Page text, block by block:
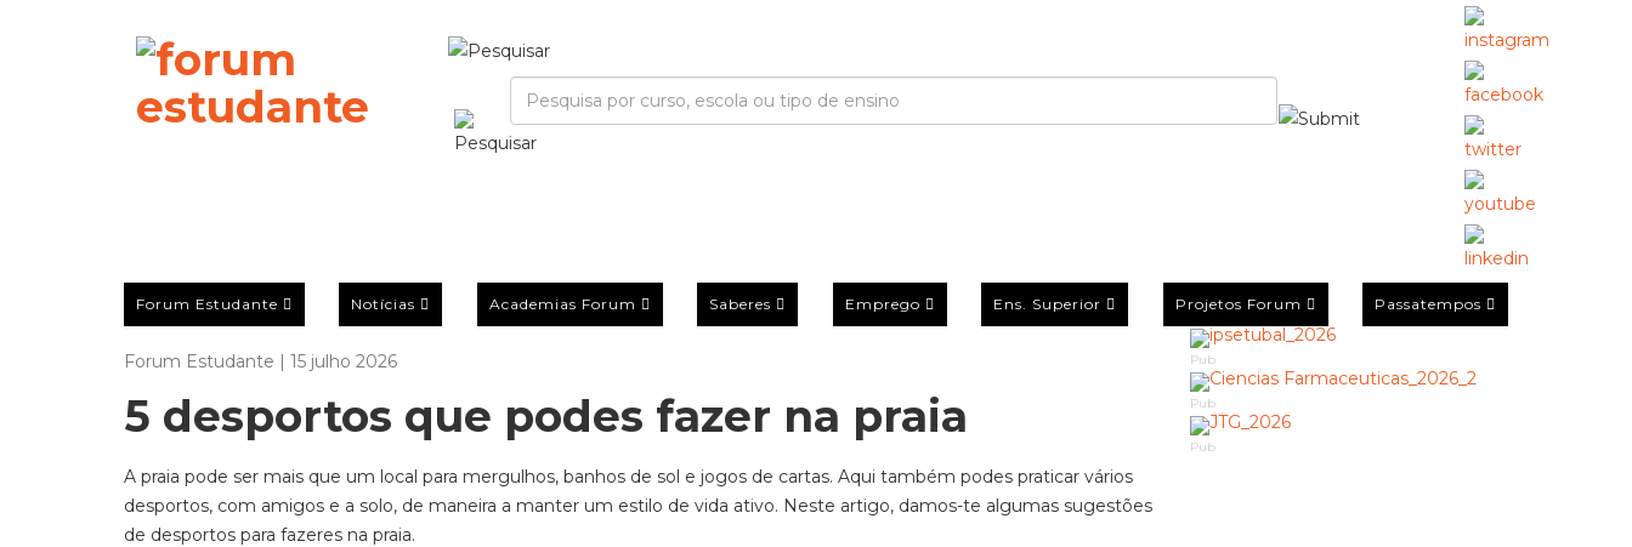
Forum Estudante Notícias Academias Forum Saberes Emprego Ens. Superior Projetos Forum Passatempos
Forum Estudante | 15 julho 2026
5 desportos que podes fazer na praia
A praia pode ser mais que um local para mergulhos, banhos de sol e jogos de cartas. Aqui também podes praticar vários
desportos, com amigos e a solo, de maneira a manter um estilo de vida ativo. Neste artigo, damos-te algumas sugestões
de desportos para fazeres na praia.
Pub
Pub
Pub